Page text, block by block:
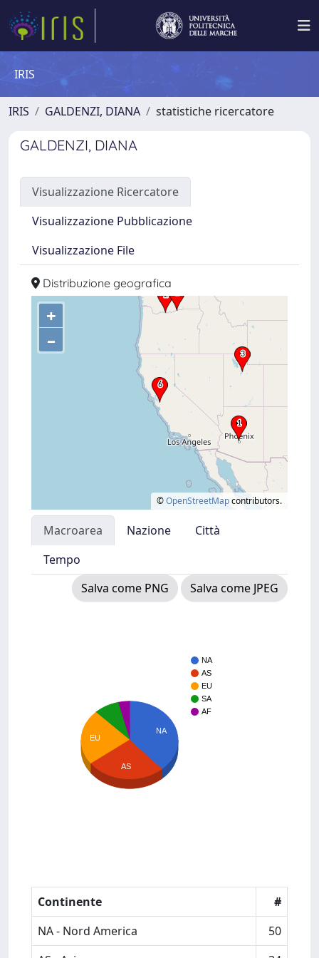
IRIS
IRIS GALDENZI, DIANA statistiche ricercatore
GALDENZI, DIANA
Visualizzazione Ricercatore
Visualizzazione Pubblicazione
Visualizzazione File
Distribuzione geografica
+
–
©OpenStreetMapcontributors.
Macroarea Nazione
Città
Tempo
Salva come PNG
Salva come JPEG
NA
AS
EU
SA
AF
NA
EU
AS
Continente
#
NA - Nord America
50